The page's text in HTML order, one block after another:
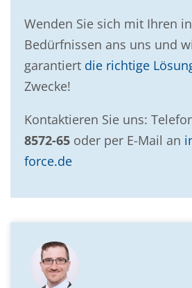
Wenden Sie sich mit Ihren
Bedürfnissen ans uns und
garantiert die richtige
Zwecke!
Kontaktieren Sie uns:
8572-65 oder per E-Mail an
force.de